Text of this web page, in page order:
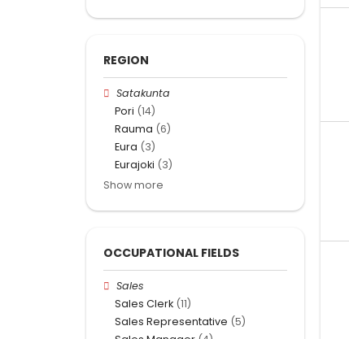
REGION
Satakunta
Pori (14)
Rauma (6)
Eura (3)
Eurajoki (3)
Show more
OCCUPATIONAL FIELDS
Sales
Sales Clerk (11)
Sales Representative (5)